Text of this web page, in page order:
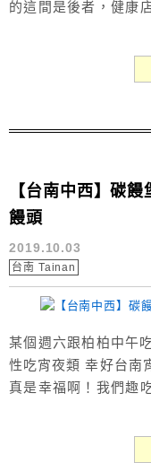
的這間是後者，健康
粉、煎炸烤類點心、
【台南中西】碳
饅頭
2019.10.03
台南 Tainan
某個週六跟柏柏中午
性吃宵夜類 幸好台南
真是幸福啊！我們趣
多種口味，有甜有鹹